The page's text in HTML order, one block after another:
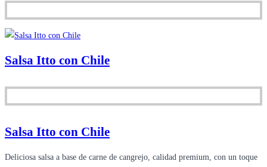
Salsa Itto con Chile
Salsa Itto con Chile
Deliciosa salsa a base de carne de cangrejo, calidad premium, con un toque